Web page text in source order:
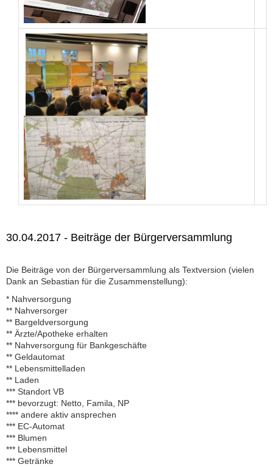
30.04.2017 - Beiträge der Bürgerversammlung
Die Beiträge von der Bürgerversammlung als Textversion (vielen
Dank an Sebastian für die Zusammenstellung):
* Nahversorgung
** Nahversorger
** Bargeldversorgung
** Ärzte/Apotheke erhalten
** Nahversorgung für Bankgeschäfte
** Geldautomat
** Lebensmittelladen
** Laden
*** Standort VB
*** bevorzugt: Netto, Famila, NP
**** andere aktiv ansprechen
*** EC-Automat
*** Blumen
*** Lebensmittel
*** Getränke